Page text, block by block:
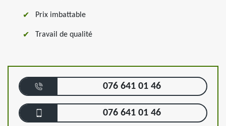
Prix imbattable
Travail de qualité
076 641 01 46
076 641 01 46